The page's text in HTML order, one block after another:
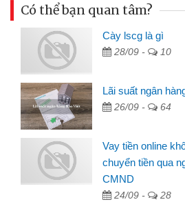
Có thể bạn quan tâm?
Cày lscg là gì
28/09 - 10
Lãi suất ngân
26/09 - 64
Vay tiền online
chuyển tiền qua
CMND
24/09 - 28